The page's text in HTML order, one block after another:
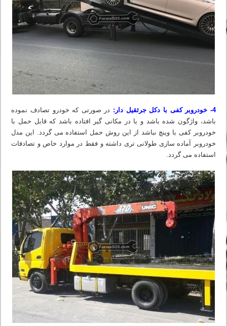
4- خودروبر کفی با دکل جرثقیل دار:
در صورتی که خودرو تصادف نموده
باشد، واژگون شده باشد و یا در مکانی گیر افتاده باشد که قابل حمل با
خودروبر کفی با وینچ نباشد از این روش حمل استفاده می گردد. این مدل
خودروبر آماده سازی طولانی تری داشته و فقط در موارد خاص و تصادفات
استفاده می گردد.